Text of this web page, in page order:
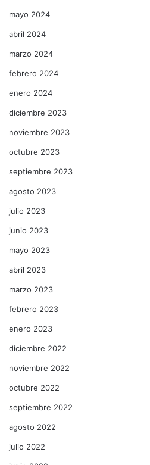
mayo 2024
abril 2024
marzo 2024
febrero 2024
enero 2024
diciembre 2023
noviembre 2023
octubre 2023
septiembre 2023
agosto 2023
julio 2023
junio 2023
mayo 2023
abril 2023
marzo 2023
febrero 2023
enero 2023
diciembre 2022
noviembre 2022
octubre 2022
septiembre 2022
agosto 2022
julio 2022